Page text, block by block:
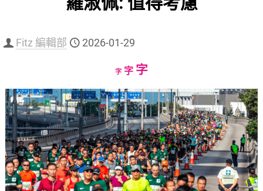
Fitz 編輯部 2026-01-29
字Decrease
size.
字Reset
size.
字Increase
size.